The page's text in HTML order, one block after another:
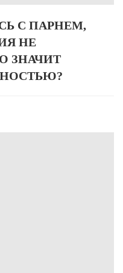
С ПАРНЕМ,
НЕ
ЗНАЧИТ